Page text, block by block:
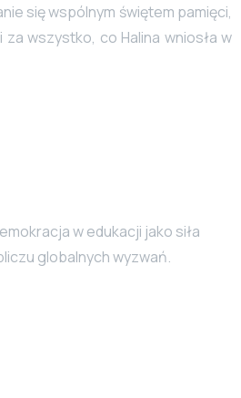
się wspólnym świętem pamięci,
wszystko, co Halina wniosła w
w edukacji jako siła
globalnych wyzwań.